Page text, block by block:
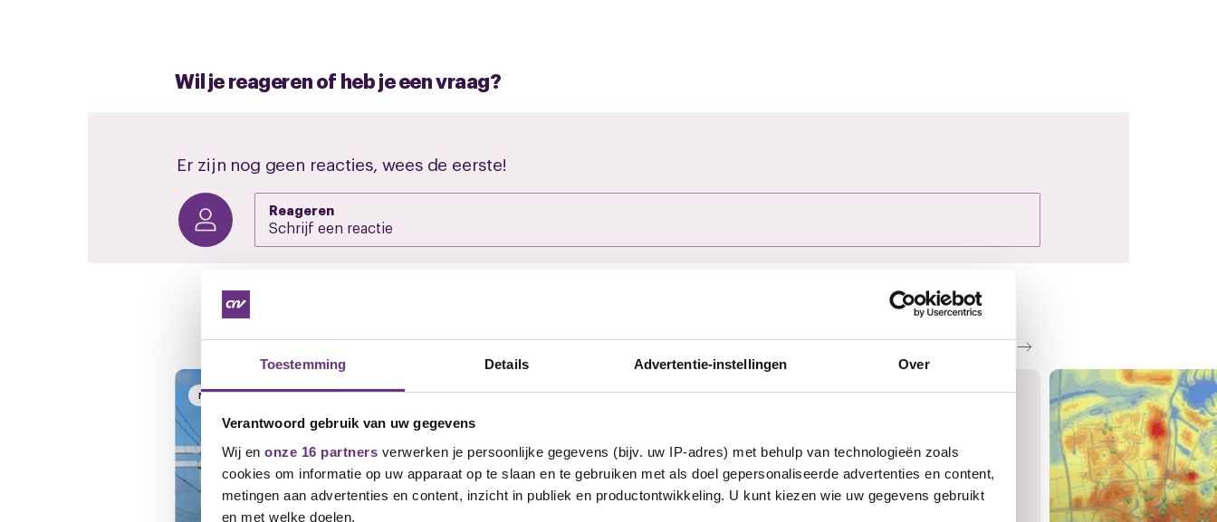
Toestemming Details Advertentie-instellingen Over
Verantwoord gebruik van uw gegevens
Wij en onze 16 partners verwerken je persoonlijke gegevens (bijv. uw IP-adres) met behulp van technologieën zoals
cookies om informatie op uw apparaat op te slaan en te gebruiken met als doel gepersonaliseerde advertenties en content,
metingen aan advertenties en content, inzicht in publiek en productontwikkeling. U kunt kiezen wie uw gegevens gebruikt
en met welke doelen.
Wil je reageren of heb je een vraag?
Er zijn nog geen reacties, wees de eerste!
Reageren
Zie al het nieuws
NIEUWS